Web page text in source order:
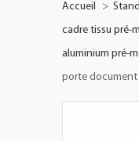
STANDS MODULAIRES
PLV EXTÉRIEURES
Accueil >
cadre tissu pré-
aluminium pré-
porte document